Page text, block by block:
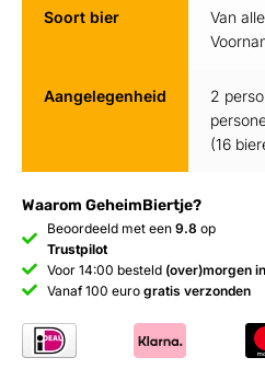
Waarom GeheimBiertje?
Beoordeeld met een 9.8 op
Trustpilot
Voor 14:00 besteld (over)morgen
Vanaf 100 euro gratis verzonden
Soort bier
Van
Aangelegenheid
2
(16